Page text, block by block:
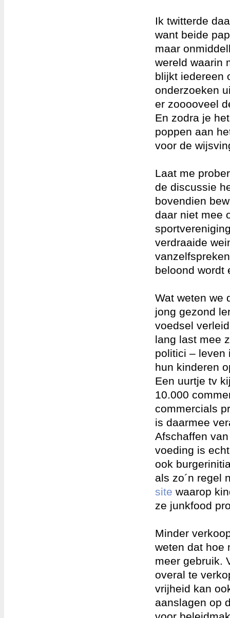
Ik twitterde
want beide
maar
wereld waarin
blijkt iedereen
onderzoeken
er zooooveel
En zodra je
poppen aan
voor de
Laat me
de discussie
bovendien
daar niet mee
verdraaide
beloond wordt
Wat weten we
jong gezond
voedsel
lang last mee
politici – leven
hun kinderen
Een uurtje tv
10.000
commercials
is daarmee
Afschaffen
voeding is
ook
als zo´n regel
site waarop
ze junkfood
Minder
weten dat hoe
meer gebruik.
overal te
vrijheid kan
aanslagen op